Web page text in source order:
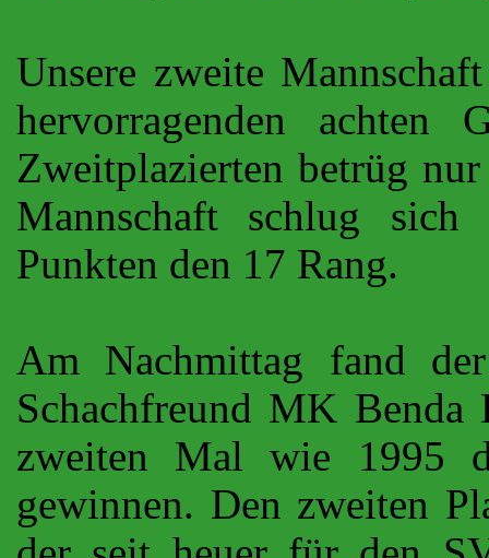
Unsere zweite
hervorragenden achten
Zweitplazierten betrüg
Mannschaft schlug
Punkten den 17 Rang.
Am Nachmittag fand
Schachfreund MK Benda
zweiten Mal wie 1995
gewinnen. Den zweiten